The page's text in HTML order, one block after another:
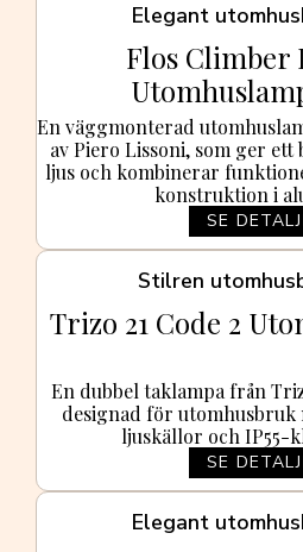
Elegant
Flos Climber
En väggmonterad
av Piero Lissoni, som ger
ljus och kombinerar
konstruktion i
SE
Stilren
Trizo 21 Code 2
En dubbel taklampa från
designad för utomhusbruk
ljuskällor och IP55-
SE
Elegant